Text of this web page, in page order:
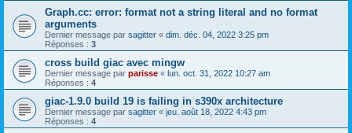
Graph.cc: error: format not a string literal and no format
arguments
Dernier message par sagitter « dim. déc. 04, 2022 3:25 pm
Réponses : 3
cross build giac avec mingw
Dernier message par parisse « lun. oct. 31, 2022 10:27 am
Réponses : 4
giac-1.9.0 build 19 is failing in s390x architecture
Dernier message par sagitter « jeu. août 18, 2022 4:43 pm
Réponses : 4